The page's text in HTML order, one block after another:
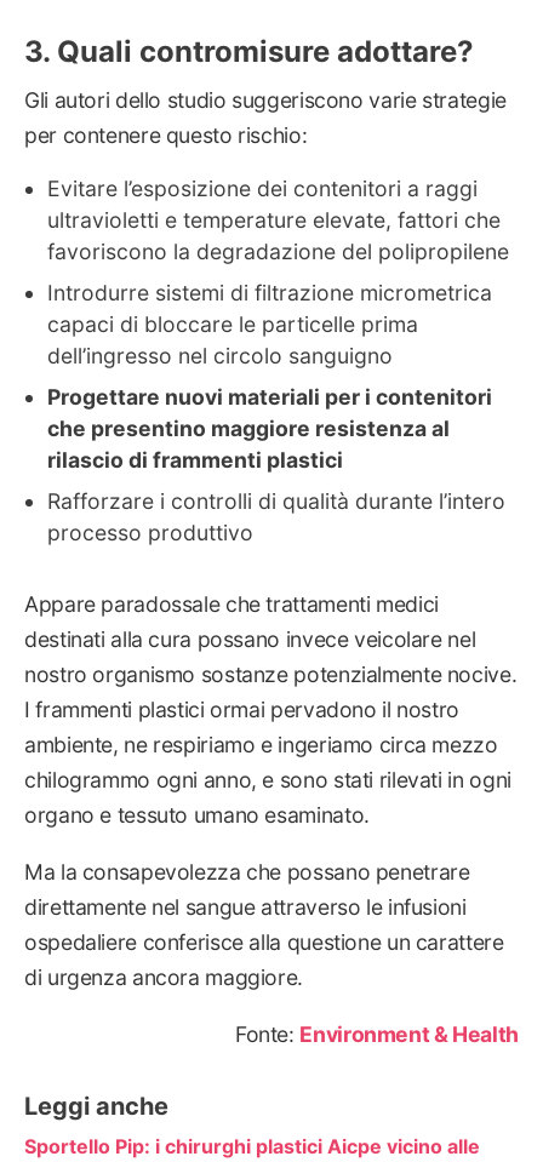
Quali contromisure adottare?
Gli autori dello studio suggeriscono varie strategie
per contenere questo rischio:
Evitare l’esposizione dei contenitori a raggi
ultravioletti e temperature elevate, fattori che
favoriscono la degradazione del polipropilene
Introdurre sistemi di filtrazione micrometrica
capaci di bloccare le particelle prima
dell’ingresso nel circolo sanguigno
Progettare nuovi materiali per i contenitori
che presentino maggiore resistenza al
rilascio di frammenti plastici
Rafforzare i controlli di qualità durante l’intero
processo produttivo
Appare paradossale che trattamenti medici
destinati alla cura possano invece veicolare nel
nostro organismo sostanze potenzialmente nocive.
I frammenti plastici ormai pervadono il nostro
ambiente, ne respiriamo e ingeriamo circa mezzo
chilogrammo ogni anno, e sono stati rilevati in ogni
organo e tessuto umano esaminato.
Ma la consapevolezza che possano penetrare
direttamente nel sangue attraverso le infusioni
ospedaliere conferisce alla questione un carattere
di urgenza ancora maggiore.
Fonte: Environment & Health
Leggi anche
Sportello Pip: i chirurghi plastici Aicpe vicino alle